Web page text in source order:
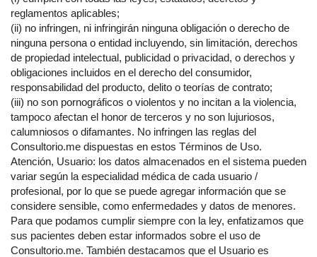
reglamentos aplicables;
(ii) no infringen, ni infringirán ninguna obligación o derecho de
ninguna persona o entidad incluyendo, sin limitación, derechos
de propiedad intelectual, publicidad o privacidad, o derechos y
obligaciones incluidos en el derecho del consumidor,
responsabilidad del producto, delito o teorías de contrato;
(iii) no son pornográficos o violentos y no incitan a la violencia,
tampoco afectan el honor de terceros y no son lujuriosos,
calumniosos o difamantes. No infringen las reglas del
Consultorio.me dispuestas en estos Términos de Uso.
Atención, Usuario: los datos almacenados en el sistema pueden
variar según la especialidad médica de cada usuario /
profesional, por lo que se puede agregar información que se
considere sensible, como enfermedades y datos de menores.
Para que podamos cumplir siempre con la ley, enfatizamos que
sus pacientes deben estar informados sobre el uso de
Consultorio.me. También destacamos que el Usuario es